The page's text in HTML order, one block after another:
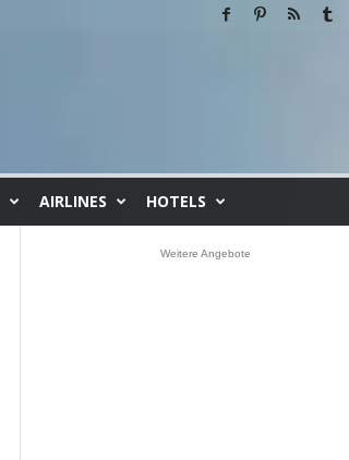
AIRLINES HOTELS
Weitere Angebote